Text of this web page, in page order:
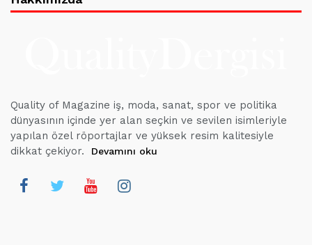
Quality of Magazine iş, moda, sanat, spor ve politika
dünyasının içinde yer alan seçkin ve sevilen isimleriyle
yapılan özel röportajlar ve yüksek resim kalitesiyle
dikkat çekiyor.
Devamını oku